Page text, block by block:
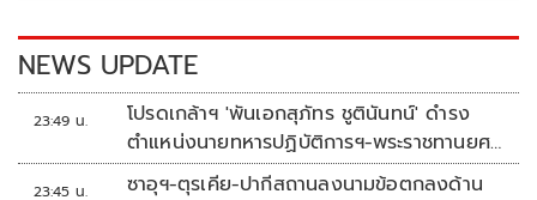
k k
NEWS UPDATE
23:49 น.
โปรดเกล้าฯ 'พันเอกสุภัทร ชูตินันทน์' ดำรง
ตำแหน่งนายทหารปฏิบัติการฯ-พระราชทานยศ
'พลตรี'
23:45 น.
ซาอุฯ-ตุรเคีย-ปากีสถานลงนามข้อตกลงด้าน